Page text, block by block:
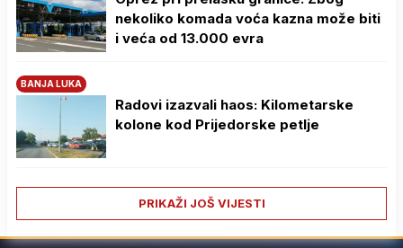
nekoliko komada voća kazna može biti
i veća od 13.000 evra
BANJA LUKA
Radovi izazvali haos: Kilometarske
kolone kod Prijedorske petlje
PRIKAŽI JOŠ VIJESTI